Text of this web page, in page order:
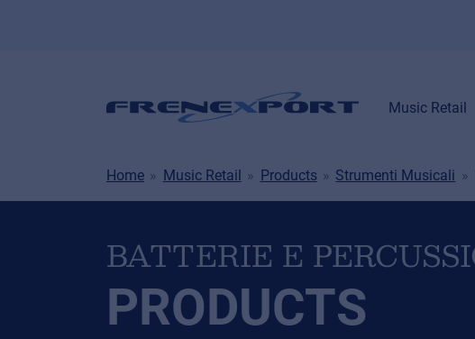
Music Retail
Home Music Retail Products Strumenti Musicali
BATTERIE E
PRODUCTS